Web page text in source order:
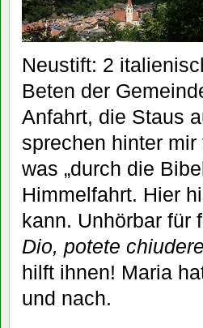
Neustift: 2
Beten der
Anfahrt, die Staus
sprechen hinter
was „durch die
Himmelfahrt. Hier
kann. Unhörbar
Dio, potete
hilft ihnen! Maria
und nach.